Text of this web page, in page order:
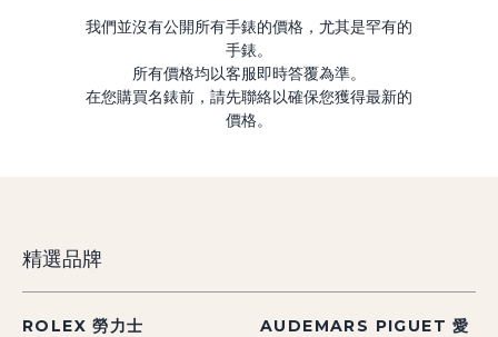
我們並沒有公開所有手錶的價格，尤其是罕有的
手錶。
所有價格均以客服即時答覆為準。
在您購買名錶前，請先聯絡以確保您獲得最新的
價格。
精選品牌
ROLEX 勞力士
AUDEMARS PIGUET 愛